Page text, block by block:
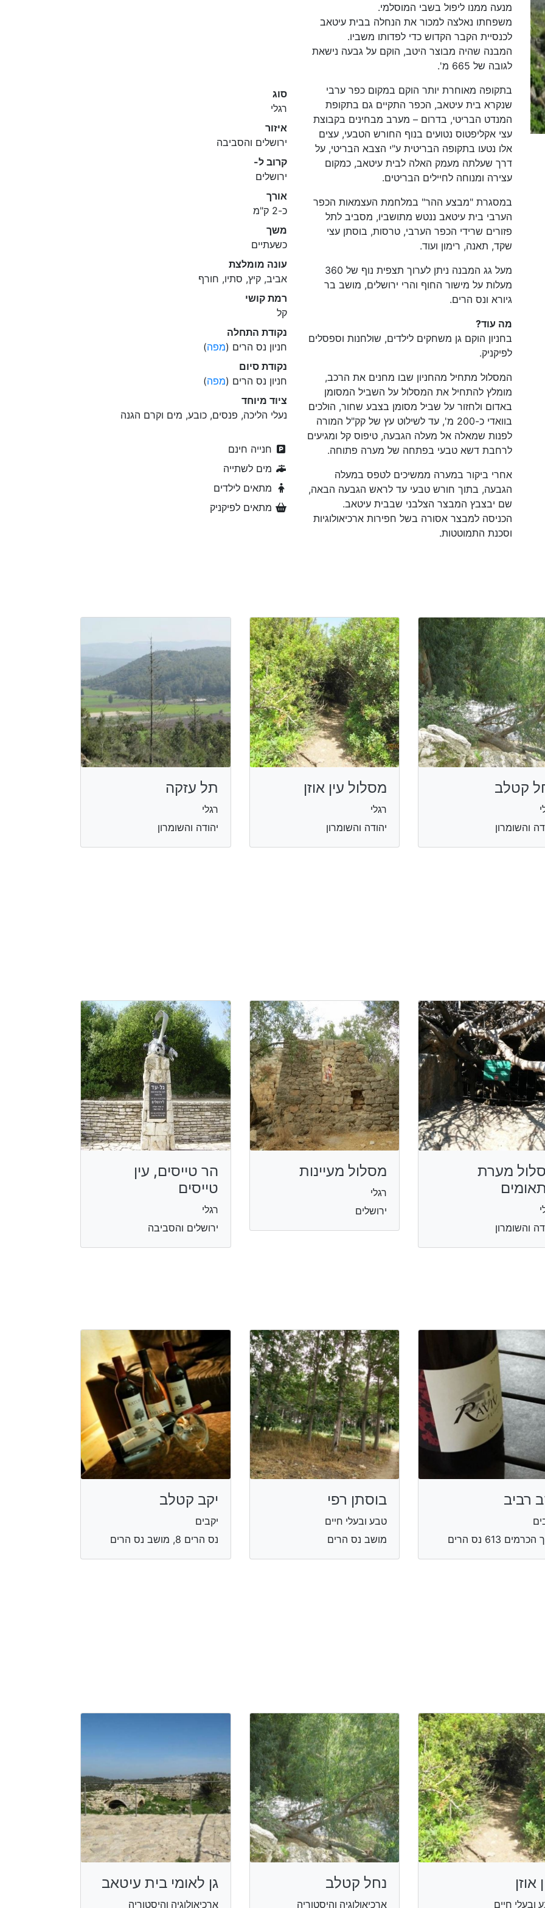
מנעה ממנו ליפול בשבי המוסלמי.
משפחתו נאלצה למכור את הנחלה בבית עיטאב
לכנסיית הקבר הקדוש כדי לפדותו משביו.
המבנה שהיה מבוצר היטב, הוקם על גבעה נישאת
לגובה של 665 מ'.
בתקופה מאוחרת יותר הוקם במקום כפר ערבי
שנקרא בית עיטאב, הכפר התקיים גם בתקופת
המנדט הבריטי, בדרום – מערב מבחינים בקבוצת
עצי אקליפטוס נטועים בנוף החורש הטבעי, עצים
אלו נטעו בתקופה הבריטית ע"י הצבא הבריטי, על
דרך שעלתה מעמק האלה לבית עיטאב, כמקום
עצירה ומנוחה לחיילים הבריטים.
במסגרת "מבצע ההר" במלחמת העצמאות הכפר
הערבי בית עיטאב ננטש מתושביו, מסביב לתל
פזורים שרידי הכפר הערבי, טרסות, בוסתן עצי
שקד, תאנה, רימון ועוד.
מעל גג המבנה ניתן לערוך תצפית נוף של 360
מעלות על מישור החוף והרי ירושלים, מושב בר
גיורא ונס הרים.
מה עוד?
בחניון הוקם גן משחקים לילדים, שולחנות וספסלים
לפיקניק.
המסלול מתחיל מהחניון שבו מחנים את הרכב,
מומלץ להתחיל את המסלול על השביל המסומן
באדום ולחזור על שביל מסומן בצבע שחור, הולכים
בוואדי כ-200 מ', עד לשילוט עץ של קק"ל המורה
לפנות שמאלה אל מעלה הגבעה, טיפוס קל ומגיעים
לרחבת דשא טבעי בפתחה של מערה פתוחה.
אחרי ביקור במערה ממשיכים לטפס במעלה
הגבעה, בתוך חורש טבעי עד לראש הגבעה הבאה,
שם יבצבץ המבצר הצלבני שבבית עיטאב.
הכניסה למבצר אסורה בשל חפירות ארכיאולוגיות
וסכנת התמוטטות.
סוג
רגלי
איזור
ירושלים והסביבה
קרוב ל-
ירושלים
אורך
כ-2 ק"מ
משך
כשעתיים
עונה מומלצת
אביב, קיץ, סתיו, חורף
רמת קושי
קל
נקודת התחלה
חניון נס הרים (מפה)
נקודת סיום
חניון נס הרים (מפה)
ציוד מיוחד
נעלי הליכה, פנסים, כובע, מים וקרם הגנה
חנייה חינם
מים לשתייה
מתאים לילדים
מתאים לפיקניק
קטלב
והשומרון
מסלול עין אוזן
רגלי
יהודה והשומרון
תל עזקה
רגלי
יהודה והשומרון
מערת
והשומרון
מסלול מעיינות
רגלי
ירושלים
הר טייסים, עין
טייסים
רגלי
ירושלים והסביבה
רביב
613 נס הרים
בוסתן רפי
טבע ובעלי חיים
מושב נס הרים
יקב קטלב
יקבים
נס הרים 8, מושב נס הרים
אוזן
ובעלי חיים
נחל קטלב
ארכיאולוגיה והיסטוריה
גן לאומי בית עיטאב
ארכיאולוגיה והיסטוריה